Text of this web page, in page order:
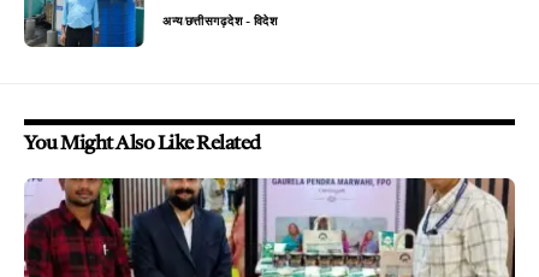
अन्यछत्तीसगढ़देश - विदेश
You Might Also Like Related